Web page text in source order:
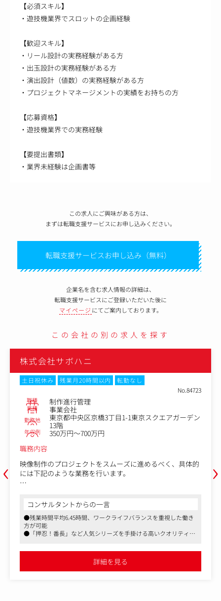
【必須スキル】
・遊技機業界でスロットの企画経験
【歓迎スキル】
・リール設計の実務経験がある方
・出玉設計の実務経験がある方
・演出設計（値数）の実務経験がある方
・プロジェクトマネージメントの実績をお持ちの方
【応募資格】
・遊技機業界での実務経験
【要提出書類】
・業界未経験は企画書等
この求人にご興味がある方は、
まずは転職支援サービスにお申し込みください。
転職支援サービスお申し込み（無料）
企業名を含む求人情報の詳細は、
転職支援サービスにご登録いただいた後に
マイページ にてご案内しております。
この会社の別の求人を探す
‹
株式会社サボハニ
土日祝休み 残業月20時間以内
転勤なし
No.84723
職種 制作進行管理
業種 事業会社
勤務地
東京都中央区京橋3丁目1-1東京スクエアガーデン
13階
年収例
350万円～700万円
職務内容
映像制作のプロジェクトをスムーズに進めるべく、具体的
には下記のような業務を行います。
ぱちんこ・パチスロ機の映像企画・開発及び制作を行う当
社の制作進行管理としてご活躍いただきます。
・映像制作のプロジェクトをスムーズに進めるべく、具体
的には下記のような業務を行い協力会社の管理を行いま
す。
・アサイン管理、スケジュール作成、見積交渉、契約手続
コンサルタントからの一言
●残業時間平均6.45時間、ワークライフバランスを重視した働き
方が可能
●「押忍！番長」など人気シリーズを手掛ける高いクオリティの
詳細を見る
›